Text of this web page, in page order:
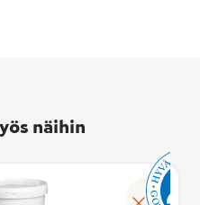
näihin